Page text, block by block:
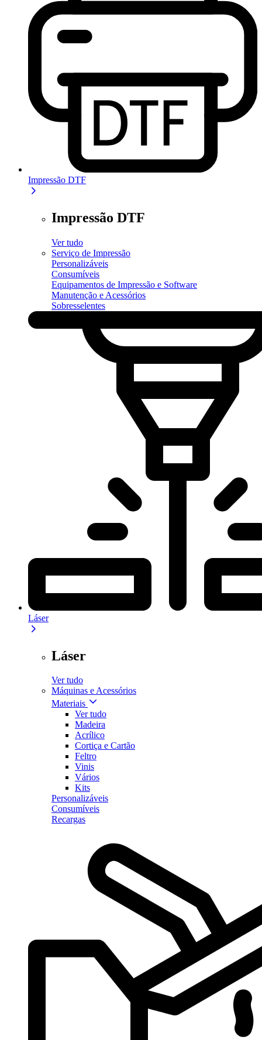
Impressão DTF
Impressão DTF
Ver tudo
Serviço de Impressão
Personalizáveis
Consumíveis
Equipamentos de Impressão e Software
Manutenção e Acessórios
Sobresselentes
Láser
Láser
Ver tudo
Máquinas e Acessórios
Materiais
Ver tudo
Madeira
Acrílico
Cortiça e Cartão
Feltro
Vinis
Vários
Kits
Personalizáveis
Consumíveis
Recargas